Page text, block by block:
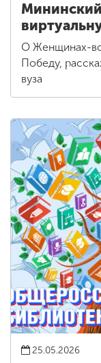
О Женщинах-
Победу,
вуза
25.05.2026